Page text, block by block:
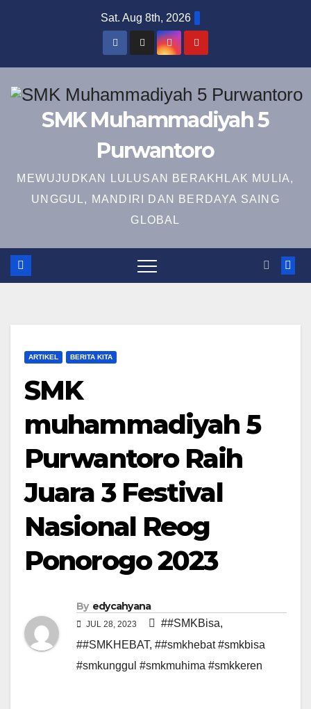
Sat. Aug 8th, 2026
SMK Muhammadiyah 5
Purwantoro
MEWUJUDKAN LULUSAN BERAKHLAK MULIA,
UNGGUL, MANDIRI DAN BERDAYA SAING
GLOBAL
ARTIKEL BERITA KITA
SMK
muhammadiyah 5
Purwantoro Raih
Juara 3 Festival
Nasional Reog
Ponorogo 2023
By edycahyana
JUL 28, 2023 ##SMKBisa,
##SMKHEBAT, ##smkhebat #smkbisa
#smkunggul #smkmuhima #smkkeren